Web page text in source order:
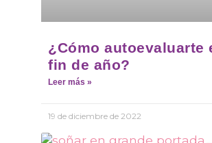
¿Cómo autoevaluarte
fin de año?
Leer más »
19 de diciembre de 2022